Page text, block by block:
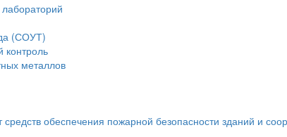
(СОУТ)
контроль
металлов
обеспечения пожарной безопасности зданий и